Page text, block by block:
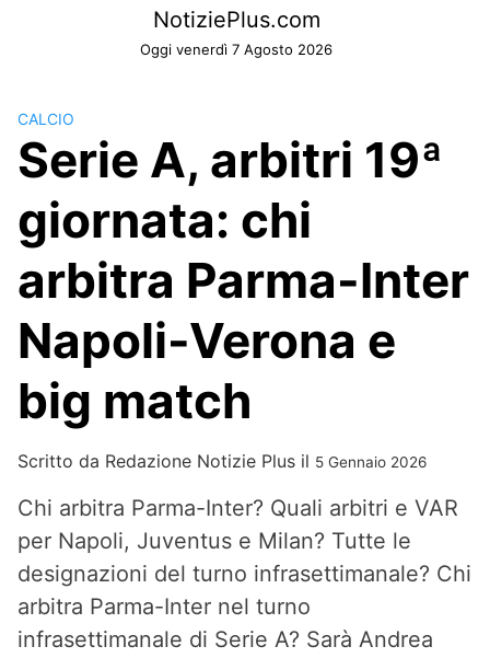
NotiziePlus.com
Oggi venerdì 7 Agosto 2026
CALCIO
Serie A, arbitri 19ª
giornata: chi
arbitra Parma-Inter
Napoli-Verona e
big match
Scritto da Redazione Notizie Plus il 5 Gennaio 2026
Chi arbitra Parma-Inter? Quali arbitri e VAR
per Napoli, Juventus e Milan? Tutte le
designazioni del turno infrasettimanale? Chi
arbitra Parma-Inter nel turno
infrasettimanale di Serie A? Sarà Andrea